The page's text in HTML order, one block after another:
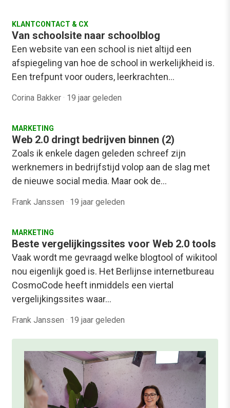
KLANTCONTACT & CX
Van schoolsite naar schoolblog
Een website van een school is niet altijd een
afspiegeling van hoe de school in werkelijkheid is.
Een trefpunt voor ouders, leerkrachten…
Corina Bakker · 19 jaar geleden
MARKETING
Web 2.0 dringt bedrijven binnen (2)
Zoals ik enkele dagen geleden schreef zijn
werknemers in bedrijfstijd volop aan de slag met
de nieuwe social media. Maar ook de…
Frank Janssen · 19 jaar geleden
MARKETING
Beste vergelijkingssites voor Web 2.0 tools
Vaak wordt me gevraagd welke blogtool of wikitool
nou eigenlijk goed is. Het Berlijnse internetbureau
CosmoCode heeft inmiddels een viertal
vergelijkingssites waar…
Frank Janssen · 19 jaar geleden